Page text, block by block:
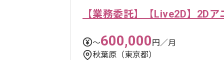
【業務委託】【Live2D】2D
〜600,000円／月
秋葉原（東京都）